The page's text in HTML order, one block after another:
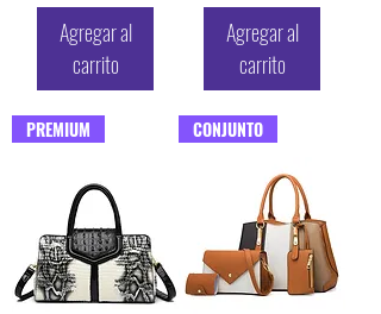
Agregar al
carrito
Agregar al
carrito
PREMIUM CONJUNTO